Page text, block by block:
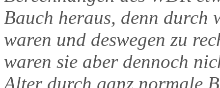
Bauch heraus, denn durch
waren und deswegen zu
waren sie aber dennoch
Alter durch ganz normale